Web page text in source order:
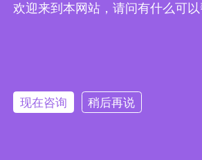
欢迎来到本网站，请问有什么可以
现在咨询 稍后再说